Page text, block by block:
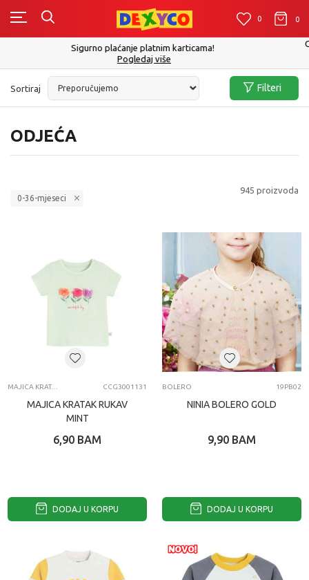
0 0
Click&Collect - Platite karticom Online i preuzmite u prodavnici po Vašem
izboru
Pogledaj više
ODJEĆA
Sortiraj Filteri
0-36-mjeseci
945 proizvoda
MAJICA KRATAK RUKAV CCG3001131
MAJICA KRATAK RUKAV
MINT
6,90 BAM
DODAJ U KORPU
BOLERO 19PB02
NINIA BOLERO GOLD
9,90 BAM
DODAJ U KORPU